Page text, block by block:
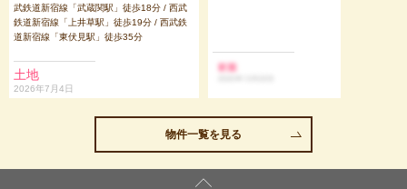
武鉄道新宿線「武蔵関駅」徒歩18分 / 西武
鉄道新宿線「上井草駅」徒歩19分 / 西武鉄
道新宿線「東伏見駅」徒歩35分
土地
2026年7月4日
物件一覧を見る